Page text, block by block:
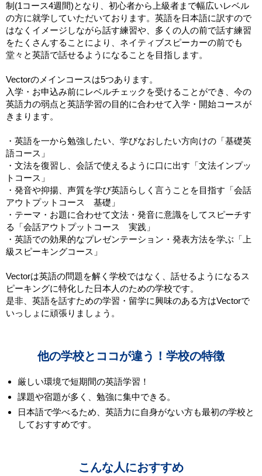
制(1コース4週間)となり、初心者から上級者まで幅広いレベル
の方に就学していただいております。英語を日本語に訳すので
はなくイメージしながら話す練習や、多くの人の前で話す練習
をたくさんすることにより、ネイティブスピーカーの前でも
堂々と英語で話せるようになることを目指します。
Vectorのメインコースは5つあります。
入学・お申込み前にレベルチェックを受けることができ、今の
英語力の弱点と英語学習の目的に合わせて入学・開始コースが
きまります。
・英語を一から勉強したい、学びなおしたい方向けの「基礎英
語コース」
・文法を復習し、会話で使えるように口に出す「文法インプッ
トコース」
・発音や抑揚、声質を学び英語らしく言うことを目指す「会話
アウトプットコース 基礎」
・テーマ・お題に合わせて文法・発音に意識をしてスピーチす
る「会話アウトプットコース 実践」
・英語での効果的なプレゼンテーション・発表方法を学ぶ「上
級スピーキングコース」
Vectorは英語の問題を解く学校ではなく、話せるようになるス
ピーキングに特化した日本人のための学校です。
是非、英語を話すための学習・留学に興味のある方はVectorで
いっしょに頑張りましょう。
他の学校とココが違う！学校の特徴
厳しい環境で短期間の英語学習！
課題や宿題が多く、勉強に集中できる。
日本語で学べるため、英語力に自身がない方も最初の学校と
しておすすめです。
こんな人におすすめ